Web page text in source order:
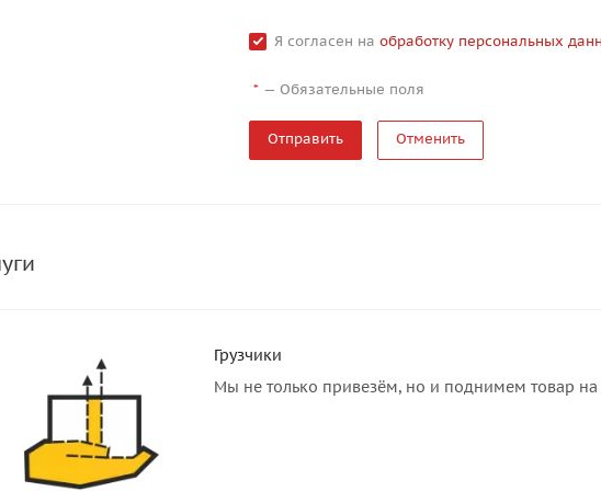
Я согласен на обработку персональных
* — Обязательные поля
Отменить
Грузчики
Мы не только привезём, но и поднимем товар на